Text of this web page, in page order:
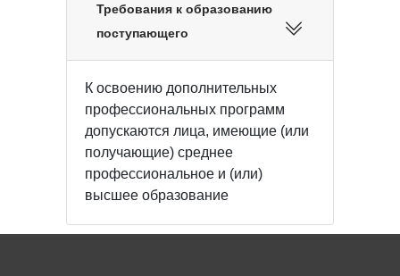
Требования к образованию
поступающего
К освоению дополнительных
профессиональных программ
допускаются лица, имеющие (или
получающие) среднее
профессиональное и (или)
высшее образование